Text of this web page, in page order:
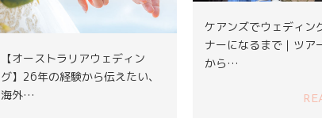
【オーストラリアウェディン
グ】26年の経験から伝えたい、
海外…
ケアンズでウェディン
ナーになるまで｜ツア
から…